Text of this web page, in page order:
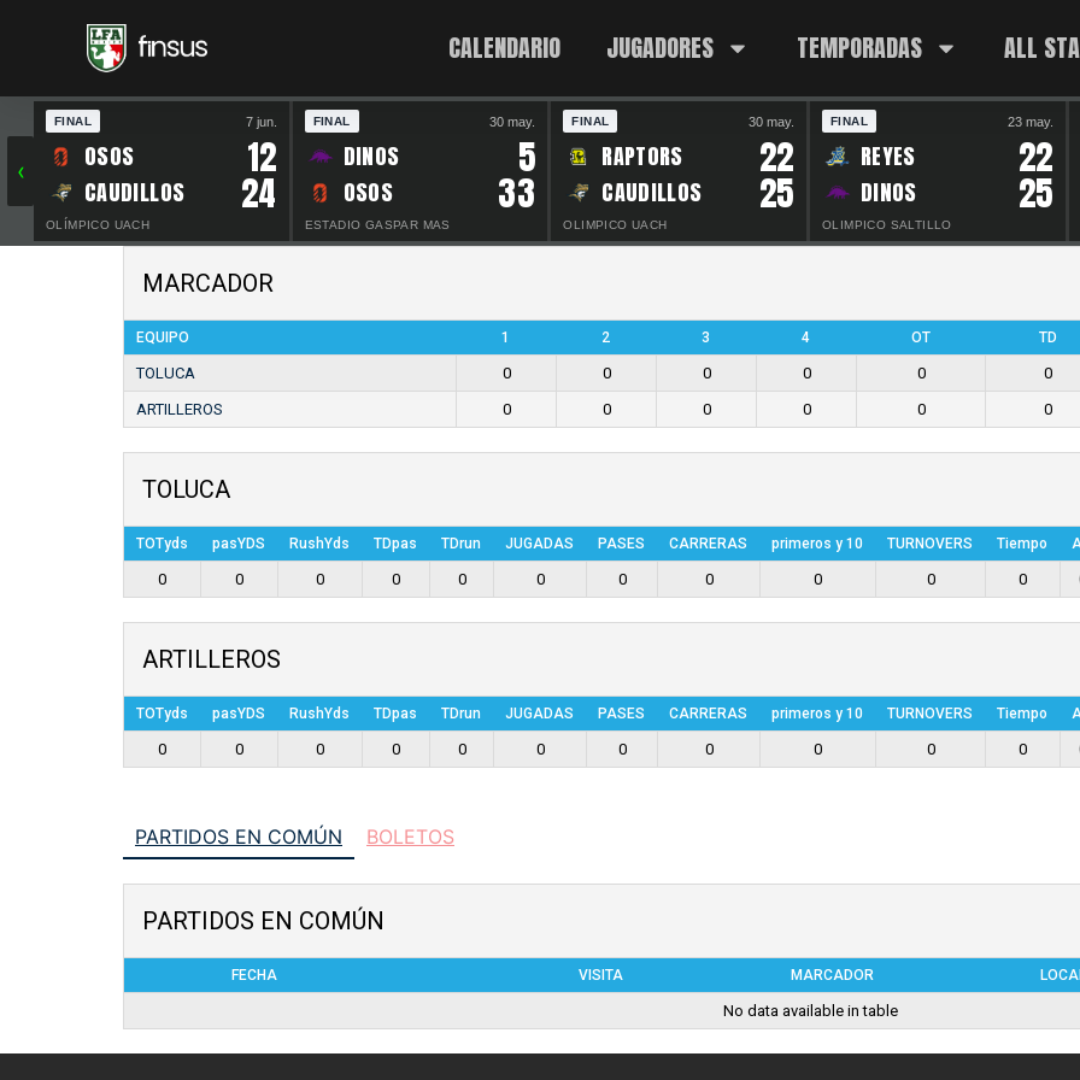
CALENDARIO JUGADORES TEMPORADAS ALL
‹
FINAL 7 jun.
OSOS 12
CAUDILLOS 24
OLÍMPICO UACH
FINAL 30 may.
DINOS 5
OSOS 33
ESTADIO GASPAR MAS
FINAL 30 may.
RAPTORS 22
CAUDILLOS 25
OLIMPICO UACH
FINAL 23 may.
REYES 22
DINOS 25
OLIMPICO SALTILLO
MARCADOR
EQUIPO 1 2 3 4 OT TD
TOLUCA 0 0 0 0 0 0
ARTILLEROS
0 0 0 0 0 0
TOLUCA
TOTyds pasYDS RushYds TDpas TDrun JUGADAS PASES CARRERAS primeros y 10 TURNOVERS Tiempo
0 0 0 0 0 0 0 0 0 0 0
ARTILLEROS
TOTyds pasYDS RushYds TDpas TDrun JUGADAS PASES CARRERAS primeros y 10 TURNOVERS Tiempo
0 0 0 0 0 0 0 0 0 0 0
PARTIDOS EN COMÚN BOLETOS
PARTIDOS EN COMÚN
FECHA VISITA MARCADOR
No data available in table